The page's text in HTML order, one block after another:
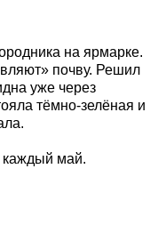
на ярмарке.
почву. Решил
уже через
тёмно-зелёная и
каждый май.